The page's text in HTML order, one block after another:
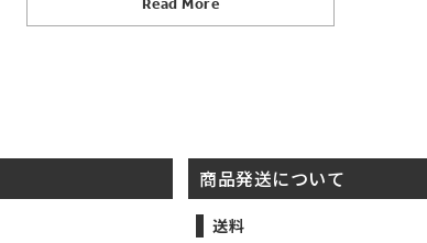
Read More
商品発送について
送料